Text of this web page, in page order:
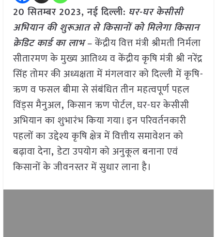
20 सितम्बर 2023, नई दिल्ली: घर-घर केसीसी
अभियान की शुरूआत से किसानों को मिलेगा किसान
क्रेडिट कार्ड का लाभ– केंद्रीय वित्त मंत्री श्रीमती निर्मला
सीतारमण के मुख्य आतिथ्य व केंद्रीय कृषि मंत्री श्री नरेंद्र
सिंह तोमर की अध्यक्षता में मंगलवार को दिल्ली में कृषि-
ऋण व फसल बीमा से संबंधित तीन महत्वपूर्ण पहल
विंड्स मैनुअल,किसान ऋण पोर्टल, घर-घर केसीसी
अभियान का शुभारंभ किया गया। इन परिवर्तनकारी
पहलों का उद्देश्य कृषि क्षेत्र में वित्तीय समावेशन को
बढ़ावा देना,डेटा उपयोग को अनुकूल बनाना एवं
किसानों के जीवनस्तर में सुधार लाना है।